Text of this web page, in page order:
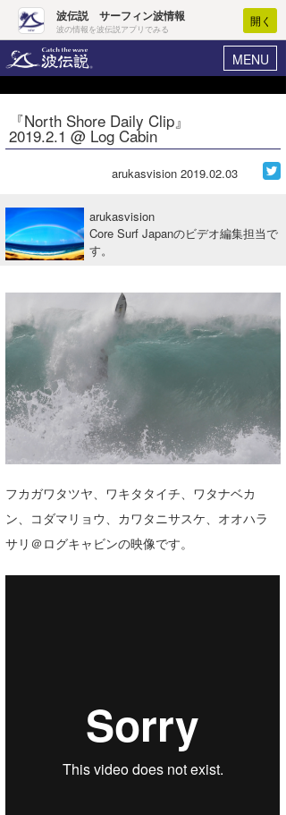
波伝説 サーフィン波情報
波の情報を波伝説アプリでみる
開く
MENU
ヘルプ マイホーム
ログイン
波情報･概況
WAVE HUNTER 波予想ツール
ニュース
サーフィンエリアガイド
会員メニュー
今月のプレゼント
『North Shore Daily Clip』
2019.2.1 @ Log Cabin
arukasvision 2019.02.03
arukasvision
Core Surf Japanのビデオ編集担当で
す。
フカガワタツヤ、ワキタタイチ、ワタナベカ
ン、コダマリョウ、カワタニサスケ、オオハラ
サリ＠ログキャビンの映像です。
Core Surf Japan
アート＆エンタメ
ショップ情報
ショップ情報
湘南
千葉北
伊豆
千葉南
ウラナミ
お知らせ
ルール＆How to
VOTE!